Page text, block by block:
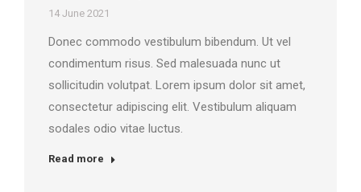
14 June 2021
Donec commodo vestibulum bibendum. Ut vel
condimentum risus. Sed malesuada nunc ut
sollicitudin volutpat. Lorem ipsum dolor sit amet,
consectetur adipiscing elit. Vestibulum aliquam
sodales odio vitae luctus.
Read more